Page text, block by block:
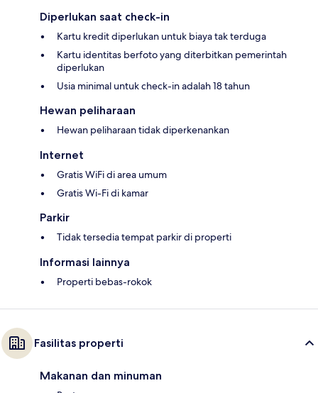
Diperlukan saat check-in
Kartu kredit diperlukan untuk biaya tak terduga
Kartu identitas berfoto yang diterbitkan pemerintah
diperlukan
Usia minimal untuk check-in adalah 18 tahun
Hewan peliharaan
Hewan peliharaan tidak diperkenankan
Internet
Gratis WiFi di area umum
Gratis Wi-Fi di kamar
Parkir
Tidak tersedia tempat parkir di properti
Informasi lainnya
Properti bebas-rokok
Fasilitas properti
Makanan dan minuman